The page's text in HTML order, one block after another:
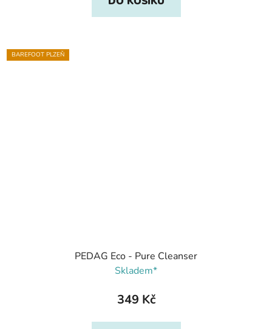
BAREFOOT PLZEŇ
PEDAG Eco - Pure Cleanser
Skladem*
349 Kč